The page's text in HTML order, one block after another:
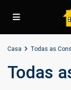
Casa Todas as
Todas